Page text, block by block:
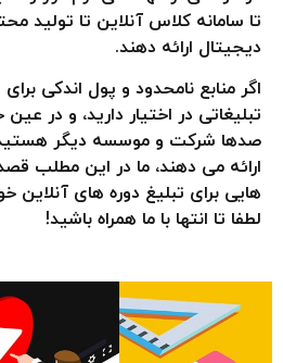
تا سامانه کلاس آنلاین تا تولید
دیجیتال ارائه دهند.
اگر منابع نامحدود و پول اندکی
تبلیغاتی در اختیار دارید، و در
صدها شرکت و موسسه دیگر هستید
ارائه می دهند، ما در این مطلب قصد
هایی برای تبلیغ دوره های آنلاین
لطفا تا انتها با ما همراه باشید!